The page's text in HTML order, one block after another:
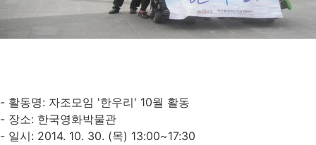
- 활동명: 자조모임 '한우리' 10월 활동
- 장소: 한국영화박물관
- 일시: 2014. 10. 30. (목) 13:00~17:30